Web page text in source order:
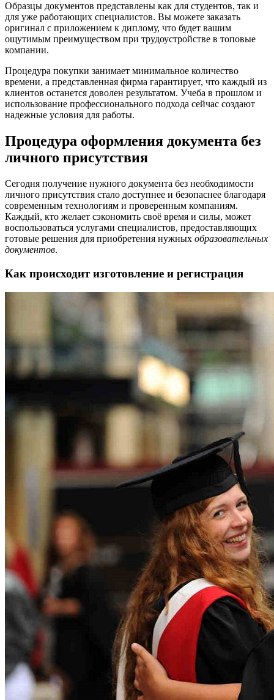
Образцы документов представлены как для студентов, так и
для уже работающих специалистов. Вы можете заказать
оригинал с приложением к диплому, что будет вашим
ощутимым преимуществом при трудоустройстве в топовые
компании.
Процедура покупки занимает минимальное количество
времени, а представленная фирма гарантирует, что каждый из
клиентов останется доволен результатом. Учеба в прошлом и
использование профессионального подхода сейчас создают
надежные условия для работы.
Процедура оформления документа без
личного присутствия
Сегодня получение нужного документа без необходимости
личного присутствия стало доступнее и безопаснее благодаря
современным технологиям и проверенным компаниям.
Каждый, кто желает сэкономить своё время и силы, может
воспользоваться услугами специалистов, предоставляющих
готовые решения для приобретения нужных образовательных
документов.
Как происходит изготовление и регистрация